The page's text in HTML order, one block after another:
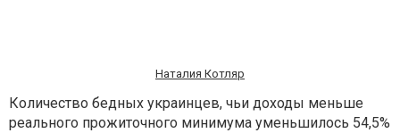
Наталия Котляр
Количество бедных украинцев, чьи доходы меньше
реального прожиточного минимума уменьшилось 54,5%